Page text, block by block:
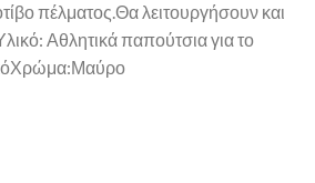
πέλματος.Θα λειτουργήσουν και
Αθλητικά παπούτσια για το